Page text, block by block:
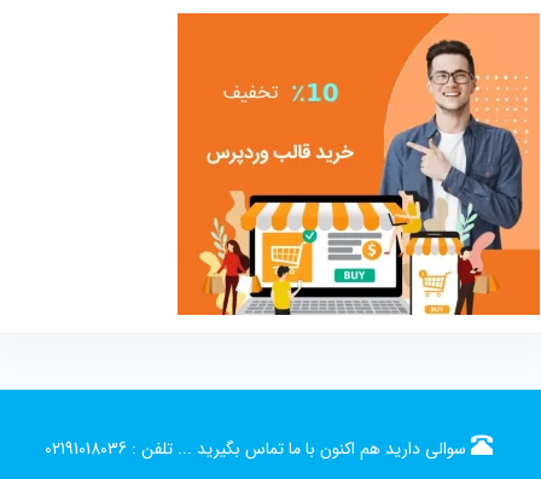
سوالی دارید هم اکنون با ما تماس بگیرید ... تلفن :02191018036